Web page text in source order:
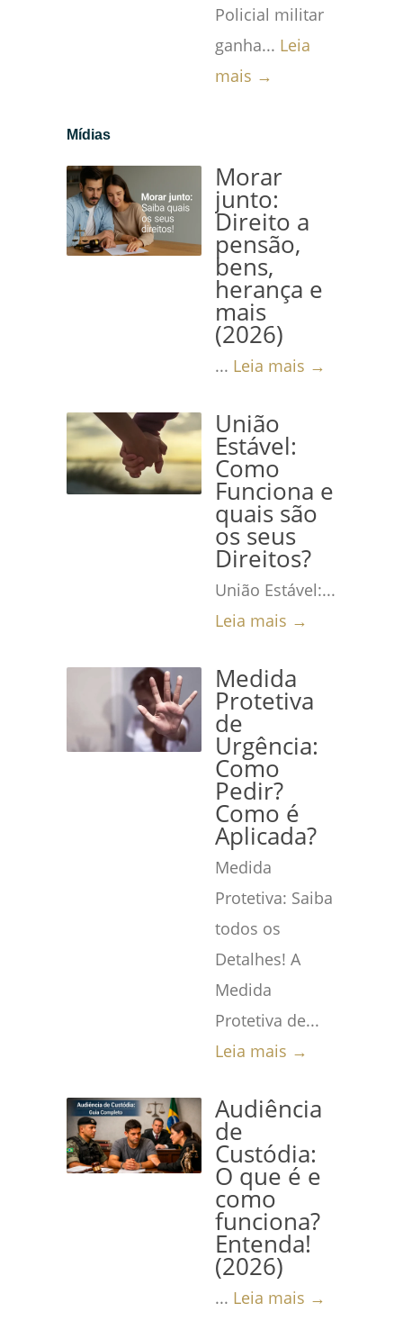
Policial militar
ganha... Leia
mais →
Mídias
Morar
junto:
Direito a
pensão,
bens,
herança e
mais
(2026)
... Leia mais →
União
Estável:
Como
Funciona e
quais são
os seus
Direitos?
União Estável:...
Leia mais →
Medida
Protetiva
de
Urgência:
Como
Pedir?
Como é
Aplicada?
Medida
Protetiva: Saiba
todos os
Detalhes! A
Medida
Protetiva de...
Leia mais →
Audiência
de
Custódia:
O que é e
como
funciona?
Entenda!
(2026)
... Leia mais →